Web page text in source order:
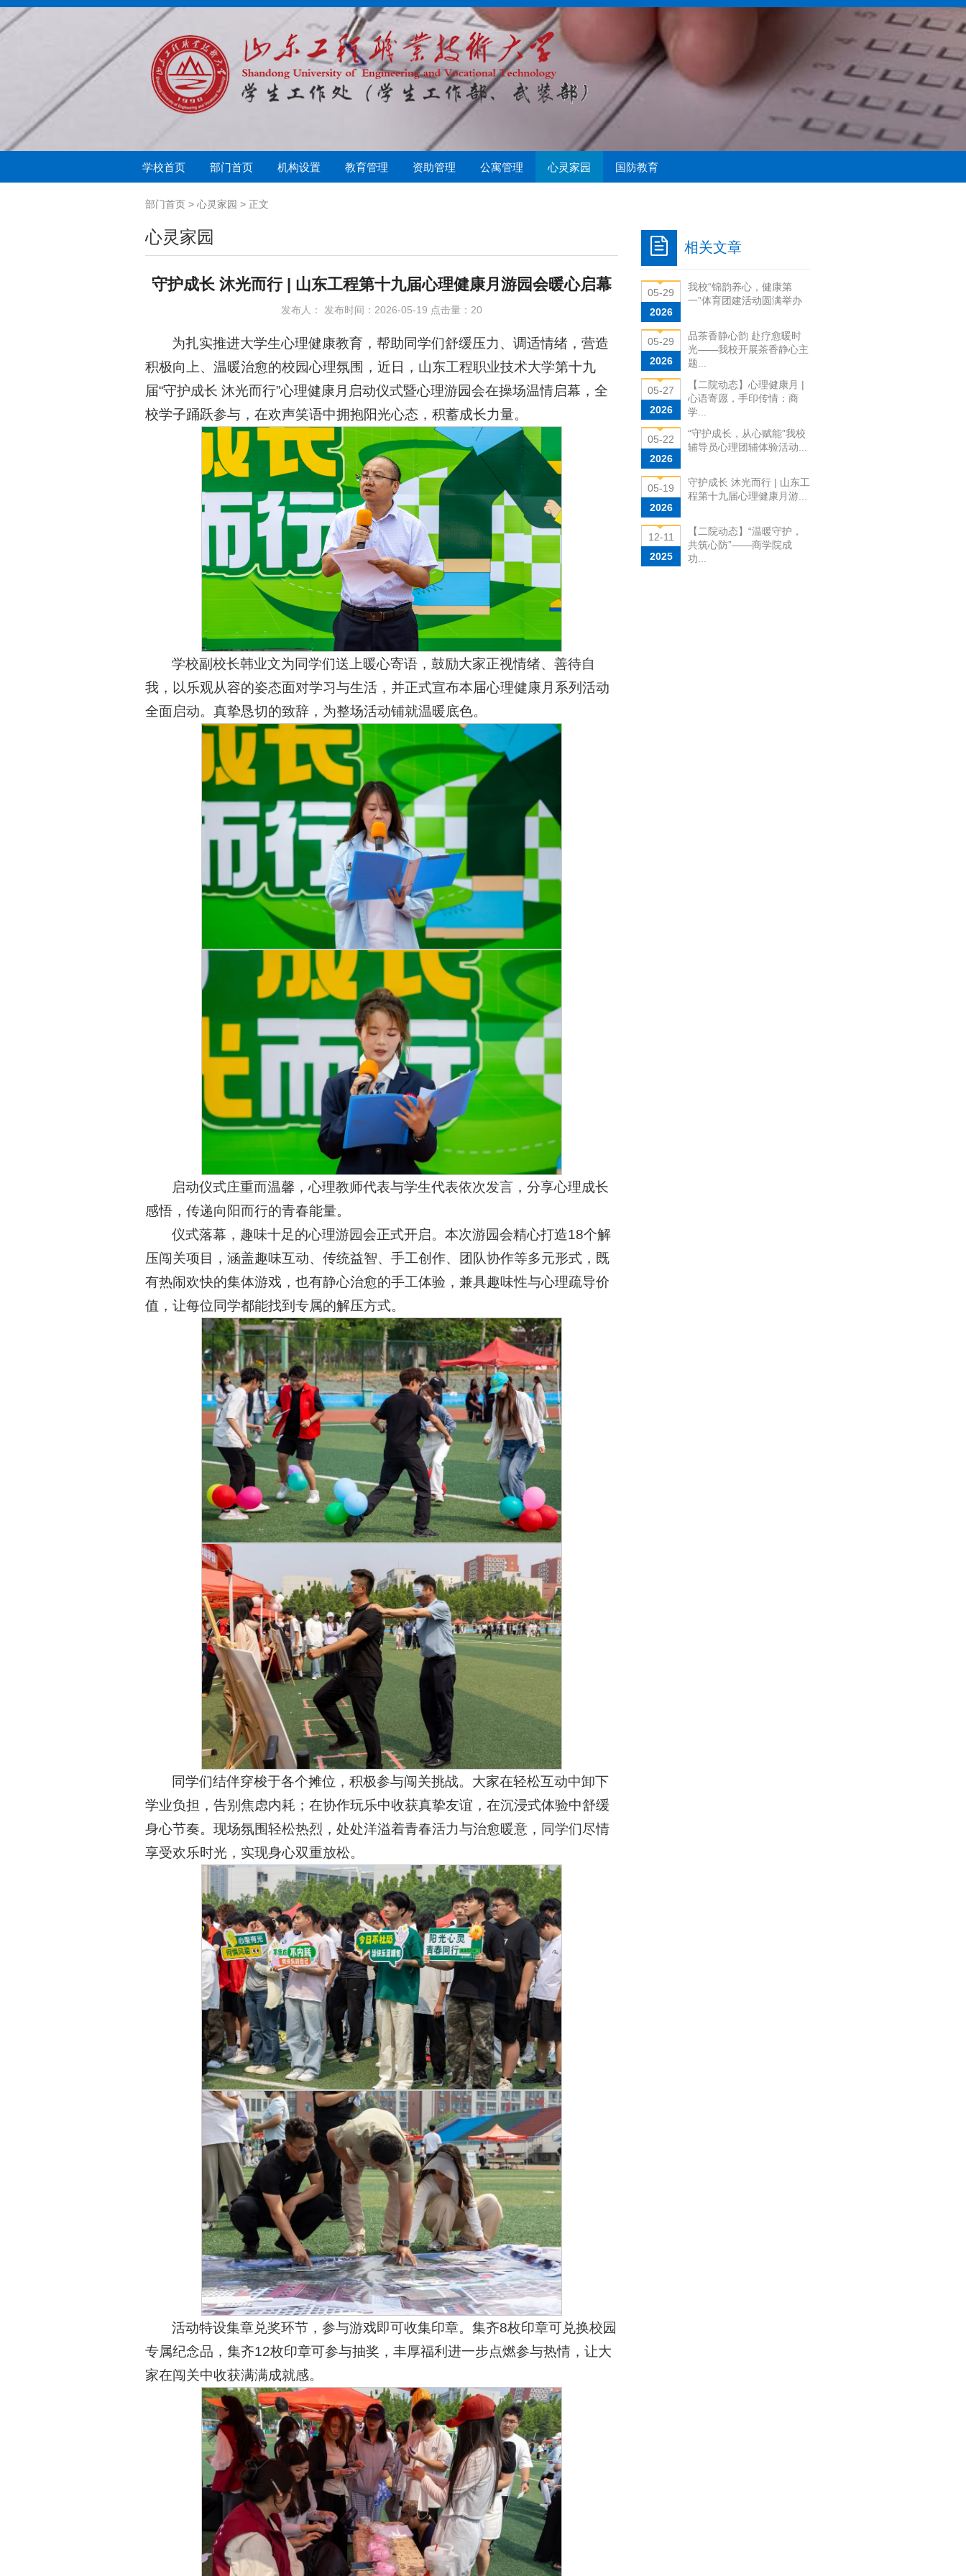
学校首页 部门首页 机构设置
学生处简介 学生教育管理科
教育管理
思想教育 学生教育
资助管理
奖助学金 助学贷款与兵役补偿
公寓管理 心灵家园
中心简介 心闻快递
国防教育
军事训练 征兵入伍
部门首页> 心灵家园 > 正文
心灵家园
守护成长 沐光而行 | 山东工程第十九届心理健康月游园会暖心启幕
发布人： 发布时间：2026-05-19 点击量： 20
为扎实推进大学生心理健康教育，帮助同学们舒缓压力、调适情绪，营造
积极向上、温暖治愈的校园心理氛围，近日，山东工程职业技术大学第十九
届“守护成长 沐光而行”心理健康月启动仪式暨心理游园会在操场温情启幕，全
校学子踊跃参与，在欢声笑语中拥抱阳光心态，积蓄成长力量。
学校副校长韩业文为同学们送上暖心寄语，鼓励大家正视情绪、善待自
我，以乐观从容的姿态面对学习与生活，并正式宣布本届心理健康月系列活动
全面启动。真挚恳切的致辞，为整场活动铺就温暖底色。
启动仪式庄重而温馨，心理教师代表与学生代表依次发言，分享心理成长
感悟，传递向阳而行的青春能量。
仪式落幕，趣味十足的心理游园会正式开启。本次游园会精心打造18个解
压闯关项目，涵盖趣味互动、传统益智、手工创作、团队协作等多元形式，既
有热闹欢快的集体游戏，也有静心治愈的手工体验，兼具趣味性与心理疏导价
值，让每位同学都能找到专属的解压方式。
同学们结伴穿梭于各个摊位，积极参与闯关挑战。大家在轻松互动中卸下
学业负担，告别焦虑内耗；在协作玩乐中收获真挚友谊，在沉浸式体验中舒缓
身心节奏。现场氛围轻松热烈，处处洋溢着青春活力与治愈暖意，同学们尽情
享受欢乐时光，实现身心双重放松。
活动特设集章兑奖环节，参与游戏即可收集印章。集齐8枚印章可兑换校园
专属纪念品，集齐12枚印章可参与抽奖，丰厚福利进一步点燃参与热情，让大
家在闯关中收获满满成就感。
相关文章
05-29
2026
我校“锦韵养心，健康第
一”体育团建活动圆满举办
05-29
2026
品茶香静心韵 赴疗愈暖时
光——我校开展茶香静心主
题...
05-27
2026
【二院动态】心理健康月 |
心语寄愿，手印传情：商
学...
05-22
2026
“守护成长，从心赋能”我校
辅导员心理团辅体验活动...
05-19
2026
守护成长 沐光而行 | 山东工
程第十九届心理健康月游...
12-11
2025
【二院动态】“温暖守护，
共筑心防”——商学院成
功...